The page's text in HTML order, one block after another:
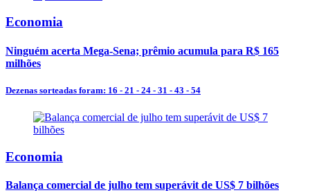
Economia
Ninguém acerta Mega-Sena; prêmio acumula para R$ 165
milhões
Dezenas sorteadas foram: 16 - 21 - 24 - 31 - 43 - 54
Economia
Balança comercial de julho tem superávit de US$ 7 bilhões